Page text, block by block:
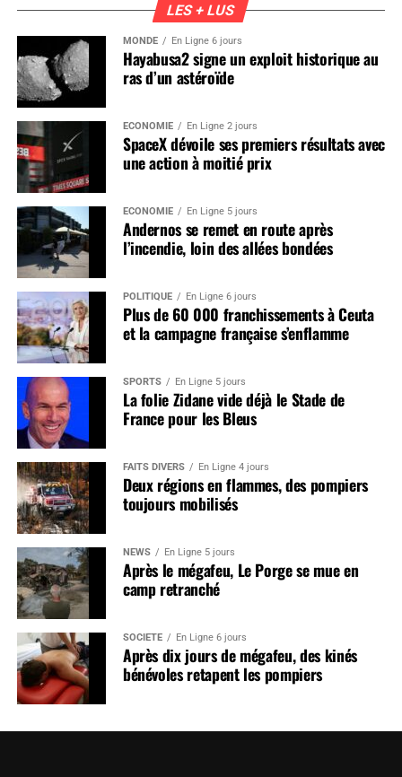
LES + LUS
MONDE En Ligne 6 jours
Hayabusa2 signe un exploit historique au
ras d’un astéroïde
ÉCONOMIE En Ligne 2 jours
SpaceX dévoile ses premiers résultats avec
une action à moitié prix
ÉCONOMIE En Ligne 5 jours
Andernos se remet en route après
l’incendie, loin des allées bondées
POLITIQUE En Ligne 6 jours
Plus de 60 000 franchissements à Ceuta
et la campagne française s’enflamme
SPORTS En Ligne 5 jours
La folie Zidane vide déjà le Stade de
France pour les Bleus
FAITS DIVERS En Ligne 4 jours
Deux régions en flammes, des pompiers
toujours mobilisés
NEWS En Ligne 5 jours
Après le mégafeu, Le Porge se mue en
camp retranché
SOCIÉTÉ En Ligne 6 jours
Après dix jours de mégafeu, des kinés
bénévoles retapent les pompiers